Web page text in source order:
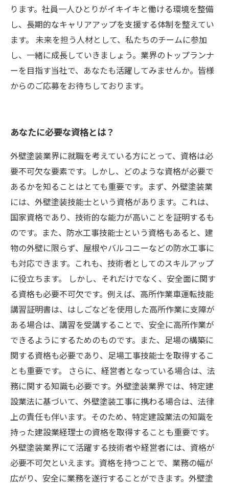
ります。社員一人ひとりがイキイキと働ける環境を整備
し、長期的なキャリアアップを支援する体制を整えてい
ます。 未来を担う人材として、私たちのチームに参加
し、一緒に成長していきましょう。業界のトップランナ
ーを目指す当社で、あなたも活躍してみませんか。皆様
からのご応募をお待ちしております。
あなたに必要な資格とは？
外壁塗装業界に就職を考えている方にとって、資格は必
要不可欠な要素です。しかし、どのような資格が必要で
あるかを知ることはとても重要です。まず、外壁塗装業
には、外壁塗装技能士という資格があります。これは、
国家資格であり、技術的な能力が高いことを証明するも
のです。また、防水工事技能士という資格もあると、建
物の外壁に限らず、屋根やバルコニーなどの防水工事に
も対応できます。これも、技術者としてのスキルアップ
に役立ちます。 しかし、それだけでなく、安全面に関す
る資格も必要不可欠です。例えば、高所作業車運転技能
講習証明書は、はしごなどを使用した高所作業に支障が
ある場合は、講習を受講することで、安全に高所作業が
できるようにするためのものです。また、足場の構築に
関する資格も必要であり、足場工事技能士を取得するこ
とも重要です。 さらに、経営者となっている場合は、法
務に関する知識も必要です。外壁塗装業界では、特定建
設業法に基づいて、外壁塗装工事に携わる場合は、法律
上の責任も伴います。そのため、特定建設業法の知識を
持った建設業経理士の資格を取得することも重要です。
外壁塗装業界にて活躍する技術者や経営者には、資格が
必要不可欠といえます。資格を持つことで、業務の幅が
広がり、安全に業務を遂行することができます。外壁塗